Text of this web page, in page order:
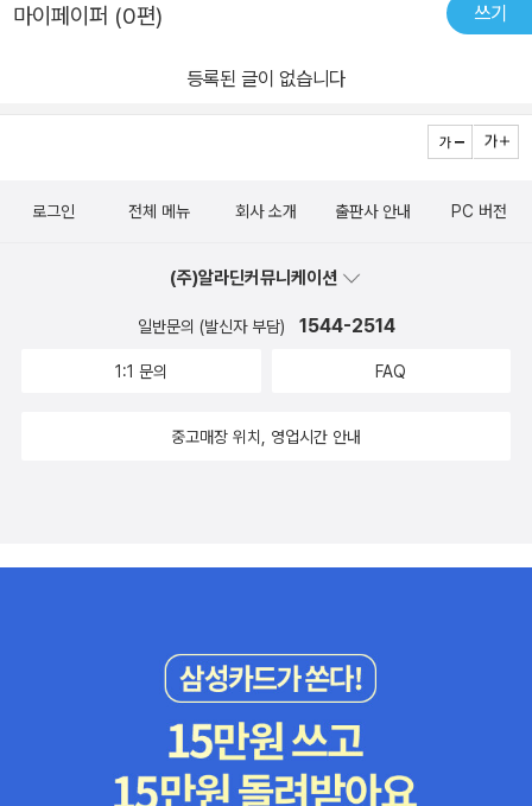
마이페이퍼 (0편) 쓰기
등록된 글이 없습니다
로그인 전체 메뉴 회사 소개 출판사 안내 PC 버전
(주)알라딘커뮤니케이션
일반문의 (발신자 부담) 1544-2514
1:1 문의 FAQ
중고매장 위치, 영업시간 안내